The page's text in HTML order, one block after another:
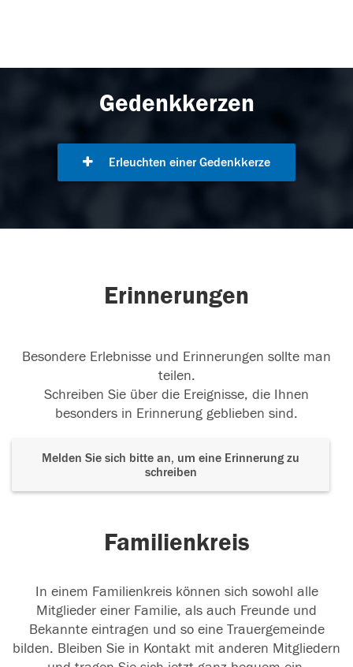
Gedenkkerzen
Erleuchten einer Gedenkkerze
Erinnerungen
Besondere Erlebnisse und Erinnerungen sollte man
teilen.
Schreiben Sie über die Ereignisse, die Ihnen
besonders in Erinnerung geblieben sind.
Melden Sie sich bitte an, um eine Erinnerung zu
schreiben
Familienkreis
In einem Familienkreis können sich sowohl alle
Mitglieder einer Familie, als auch Freunde und
Bekannte eintragen und so eine Trauergemeinde
bilden. Bleiben Sie in Kontakt mit anderen Mitgliedern